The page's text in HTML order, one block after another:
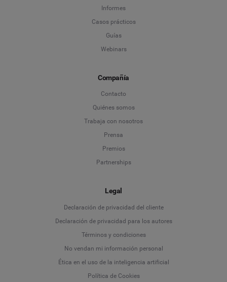
Informes
Casos prácticos
Guías
Webinars
Compañía
Contacto
Quiénes somos
Trabaja con nosotros
Prensa
Premios
Partnerships
Legal
Declaración de privacidad del cliente
Declaración de privacidad para los autores
Términos y condiciones
No vendan mi información personal
Ética en el uso de la inteligencia artificial
Política de Cookies